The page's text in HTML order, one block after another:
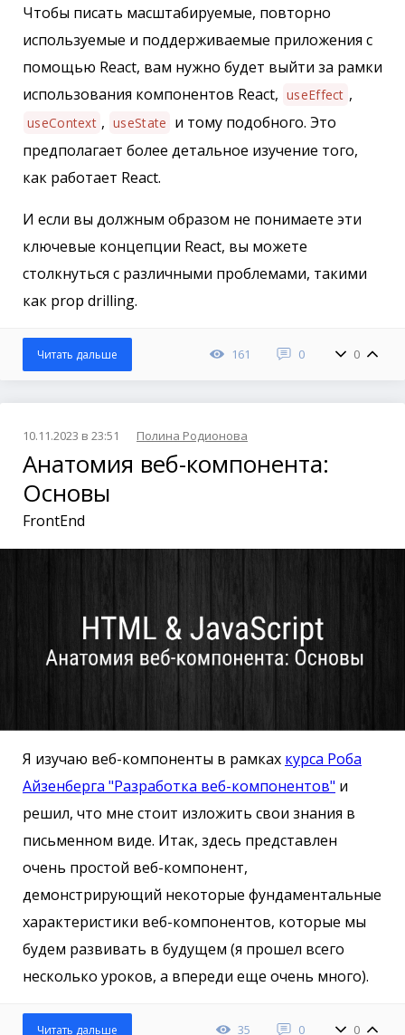
Чтобы писать масштабируемые, повторно
используемые и поддерживаемые приложения с
помощью React, вам нужно будет выйти за рамки
использования компонентов React, useEffect ,
useContext , useState и тому подобного. Это
предполагает более детальное изучение того,
как работает React.
И если вы должным образом не понимаете эти
ключевые концепции React, вы можете
столкнуться с различными проблемами, такими
как prop drilling.
161 0 0
Читать дальше
10.11.2023 в 23:51 Полина Родионова
Анатомия веб-компонента:
Основы
FrontEnd
Я изучаю веб-компоненты в рамках курса Роба
Айзенберга "Разработка веб-компонентов" и
решил, что мне стоит изложить свои знания в
письменном виде. Итак, здесь представлен
очень простой веб-компонент,
демонстрирующий некоторые фундаментальные
характеристики веб-компонентов, которые мы
будем развивать в будущем (я прошел всего
несколько уроков, а впереди еще очень много).
35 0 0
Читать дальше